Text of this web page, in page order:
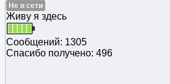
Не в сети
Живу я здесь
Сообщений: 1305
Спасибо получено: 496